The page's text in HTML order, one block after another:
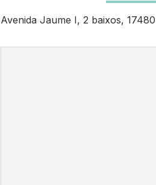
Avenida Jaume I, 2 baixos,